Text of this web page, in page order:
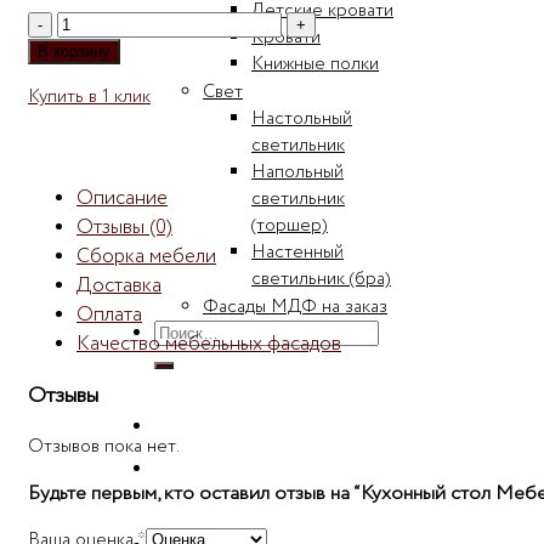
Детские кровати
Кровати
Книжные полки
Свет
Настольный
светильник
Напольный
светильник
(торшер)
Настенный
светильник (бра)
Фасады МДФ на заказ
Искать:
Количество
товара
стол
В корзину
Купить в 1 клик
Описание
Отзывы (0)
Сборка мебели
Доставка
Оплата
Качество мебельных фасадов
Отзывы
Отзывов пока нет.
Будьте первым, кто оставил отзыв на “Кухонный стол